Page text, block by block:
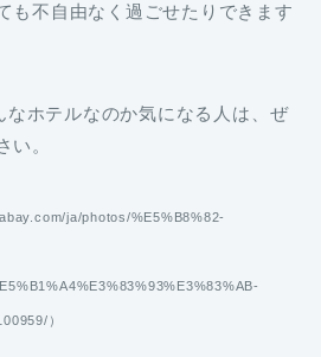
も不自由なく過ごせたりできます
ホテルなのか気になる人は、ぜ
い。
ja/photos/%E5%B8%82-
）